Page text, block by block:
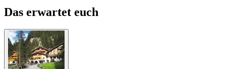
Das erwartet euch